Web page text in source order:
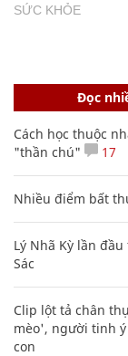
SỨC KHỎE
Đọc
Cách học thuộc
"thần chú"
17
Nhiều điểm bất
Lý Nhã Kỳ lần
Sác
Clip lột tả chân
mèo', người tinh
con